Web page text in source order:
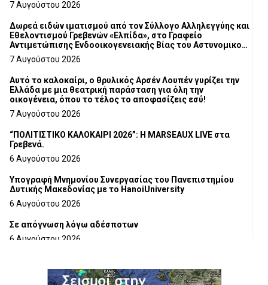
7 Αυγούστου 2026
Δωρεά ειδών ιματισμού από τον Σύλλογο Αλληλεγγύης και
Εθελοντισμού Γρεβενών «Ελπίδα», στο Γραφείο
Αντιμετώπισης Ενδοοικογενειακής Βίας του Αστυνομικού
Τμήματος Γρεβενών
7 Αυγούστου 2026
Αυτό το καλοκαίρι, ο θρυλικός Αρσέν Λουπέν γυρίζει την
Ελλάδα με μια θεατρική παράσταση για όλη την
οικογένεια, όπου το τέλος το αποφασίζεις εσύ!
7 Αυγούστου 2026
“ΠΟΛΙΤΙΣΤΙΚΟ ΚΑΛΟΚΑΙΡΙ 2026”: Η MARSEAUX LIVE στα
Γρεβενά.
6 Αυγούστου 2026
Υπογραφή Μνημονίου Συνεργασίας του Πανεπιστημίου
Δυτικής Μακεδονίας με το HanoiUniversity
6 Αυγούστου 2026
Σε απόγνωση λόγω αδέσποτων
6 Αυγούστου 2026
6 Αυγούστου 2026